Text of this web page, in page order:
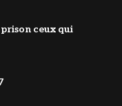
ceux qui